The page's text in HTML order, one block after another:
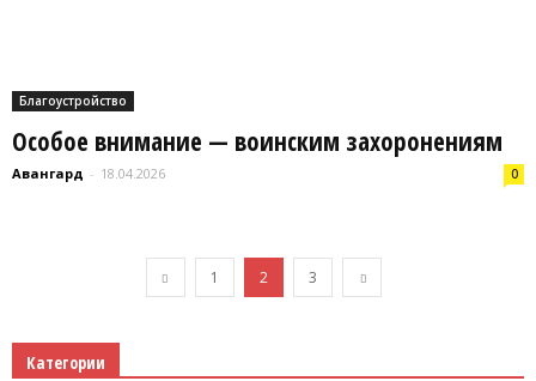
Благоустройство
Особое внимание — воинским захоронениям
Авангард - 18.04.2026 0
1 2 3
Категории